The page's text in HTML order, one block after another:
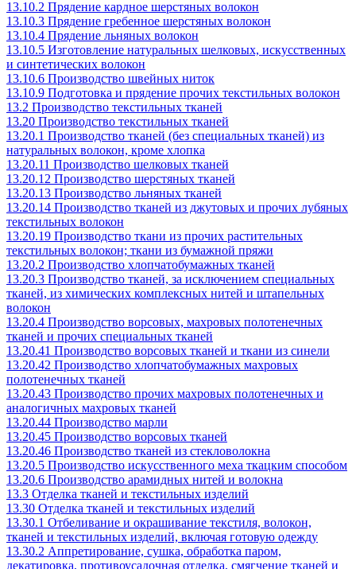
13.10.2 Прядение кардное шерстяных волокон
13.10.3 Прядение гребенное шерстяных волокон
13.10.4 Прядение льняных волокон
13.10.5 Изготовление натуральных шелковых, искусственных
и синтетических волокон
13.10.6 Производство швейных ниток
13.10.9 Подготовка и прядение прочих текстильных волокон
13.2 Производство текстильных тканей
13.20 Производство текстильных тканей
13.20.1 Производство тканей (без специальных тканей) из
натуральных волокон, кроме хлопка
13.20.11 Производство шелковых тканей
13.20.12 Производство шерстяных тканей
13.20.13 Производство льняных тканей
13.20.14 Производство тканей из джутовых и прочих лубяных
текстильных волокон
13.20.19 Производство ткани из прочих растительных
текстильных волокон; ткани из бумажной пряжи
13.20.2 Производство хлопчатобумажных тканей
13.20.3 Производство тканей, за исключением специальных
тканей, из химических комплексных нитей и штапельных
волокон
13.20.4 Производство ворсовых, махровых полотенечных
тканей и прочих специальных тканей
13.20.41 Производство ворсовых тканей и ткани из синели
13.20.42 Производство хлопчатобумажных махровых
полотенечных тканей
13.20.43 Производство прочих махровых полотенечных и
аналогичных махровых тканей
13.20.44 Производство марли
13.20.45 Производство ворсовых тканей
13.20.46 Производство тканей из стекловолокна
13.20.5 Производство искусственного меха ткацким способом
13.20.6 Производство арамидных нитей и волокна
13.3 Отделка тканей и текстильных изделий
13.30 Отделка тканей и текстильных изделий
13.30.1 Отбеливание и окрашивание текстиля, волокон,
тканей и текстильных изделий, включая готовую одежду
13.30.2 Аппретирование, сушка, обработка паром,
декатировка, противоусадочная отделка, смягчение тканей и